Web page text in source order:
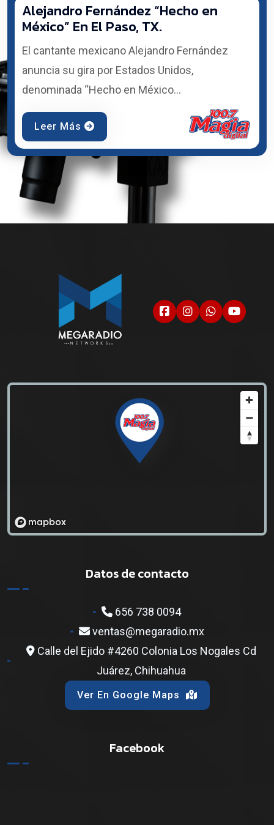
Alejandro Fernández “Hecho en
México” En El Paso, TX.
El cantante mexicano Alejandro Fernández
anuncia su gira por Estados Unidos,
denominada “Hecho en México...
Leer Más
Datos de contacto
656 738 0094
ventas@megaradio.mx
Calle del Ejido #4260 Colonia Los Nogales Cd
Juárez, Chihuahua
Ver En Google Maps
Facebook